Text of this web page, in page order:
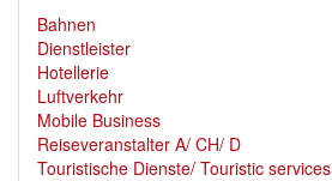
Bahnen
Dienstleister
Hotellerie
Luftverkehr
Mobile Business
Reiseveranstalter A/ CH/ D
Touristische Dienste/ Touristic services